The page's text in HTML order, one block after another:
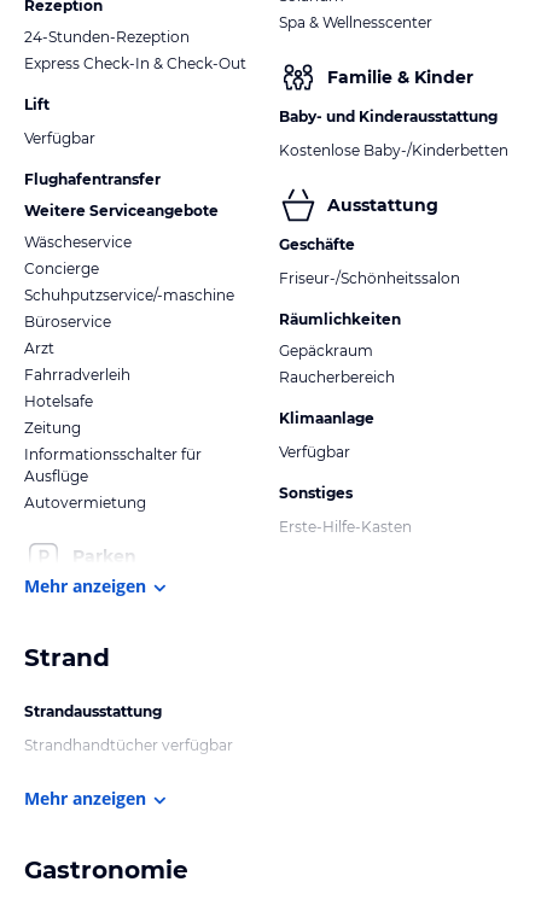
Rezeption
24-Stunden-Rezeption
Express Check-In & Check-Out
Lift
Verfügbar
Flughafentransfer
Weitere Serviceangebote
Wäscheservice
Concierge
Schuhputzservice/-maschine
Büroservice
Arzt
Fahrradverleih
Hotelsafe
Zeitung
Informationsschalter für
Ausflüge
Autovermietung
Parken
Spa & Wellnesscenter
Familie & Kinder
Baby- und Kinderausstattung
Kostenlose Baby-/Kinderbetten
Ausstattung
Geschäfte
Friseur-/Schönheitssalon
Räumlichkeiten
Gepäckraum
Raucherbereich
Klimaanlage
Verfügbar
Sonstiges
Erste-Hilfe-Kasten
Mehr anzeigen
Strand
Strandausstattung
Strandhandtücher verfügbar
Mehr anzeigen
Gastronomie